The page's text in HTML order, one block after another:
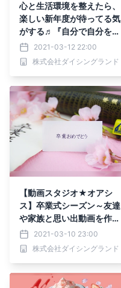
心と生活環境を整えたら、
楽しい新年度が待ってる気
がする♬『自分で自分を整
えるマインドづくり』
2021-03-12 22:00
株式会社ダイシングランド
【動画スタジオ★オアシ
ス】卒業式シーズン～友達
や家族と思い出動画を作ろ
う♬2021-03-10 23:00
株式会社ダイシングランド